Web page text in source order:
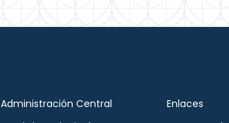
Administración Central
Enlaces